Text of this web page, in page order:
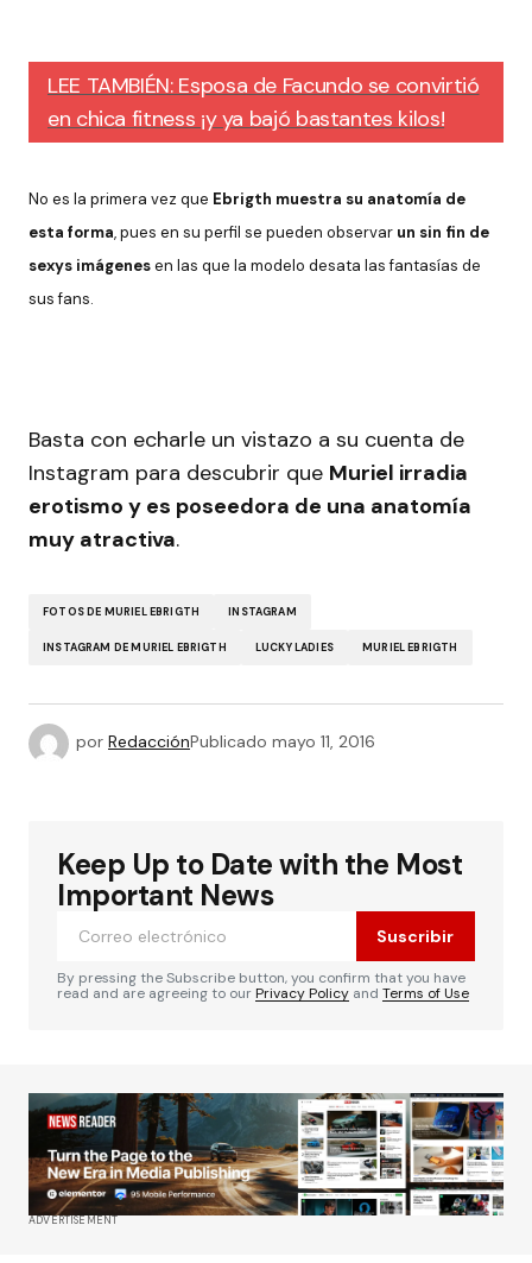
LEE TAMBIÉN: Esposa de Facundo se convirtió
en chica fitness ¡y ya bajó bastantes kilos!
No es la primera vez que Ebrigth muestra su anatomía de
esta forma, pues en su perfil se pueden observar un sin fin de
sexys imágenesen las que la modelo desata las fantasías de
sus fans.
Basta con echarle un vistazo a su cuenta de
Instagram para descubrir que Muriel irradia
erotismo y es poseedora de una anatomía
muy atractiva.
FOTOS DE MURIEL EBRIGTH INSTAGRAM
INSTAGRAM DE MURIEL EBRIGTH LUCKY LADIES MURIEL EBRIGTH
por RedacciónPublicado mayo 11, 2016
Keep Up to Date with the Most
Important News
Suscribir
By pressing the Subscribe button, you confirm that you have
read and are agreeing to ourPrivacy Policy and Terms of Use
ADVERTISEMENT